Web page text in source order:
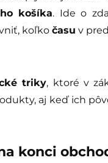
košíka. Ide o
koľkočasu v
triky, ktoré v
aj keď ich
konci